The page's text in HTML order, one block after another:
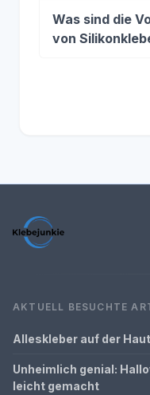
Was sind die
von
AKTUELL BESUCHTE
Alleskleber auf der
Unheimlich genial:
leicht gemacht